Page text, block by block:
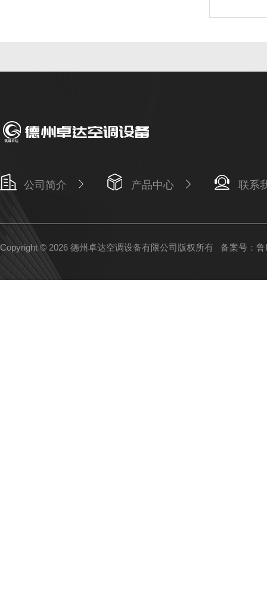
公司简介 产品中心 联系
Copyright © 2026 德州卓达空调设备有限公司版权所有 备案号：